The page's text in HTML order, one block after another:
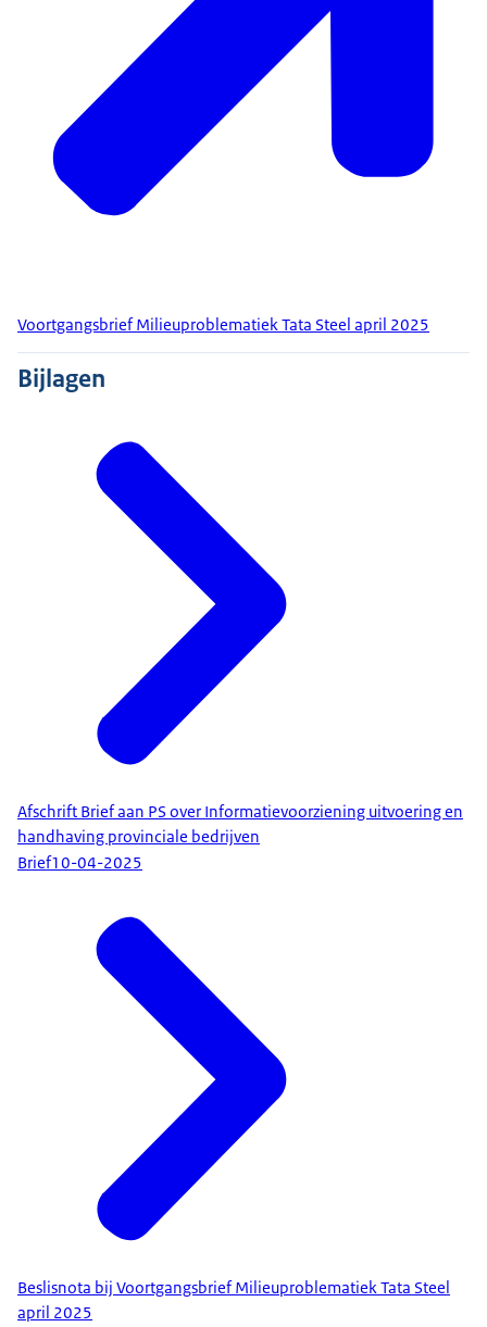
Voortgangsbrief Milieuproblematiek Tata Steel april 2025
Bijlagen
Afschrift Brief aan PS over Informatievoorziening uitvoering en
handhaving provinciale bedrijven
Brief10-04-2025
Beslisnota bij Voortgangsbrief Milieuproblematiek Tata Steel
april 2025